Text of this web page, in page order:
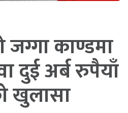
जग्गा काण्डमा
दुई अर्ब रुपैयाँ
खुलासा